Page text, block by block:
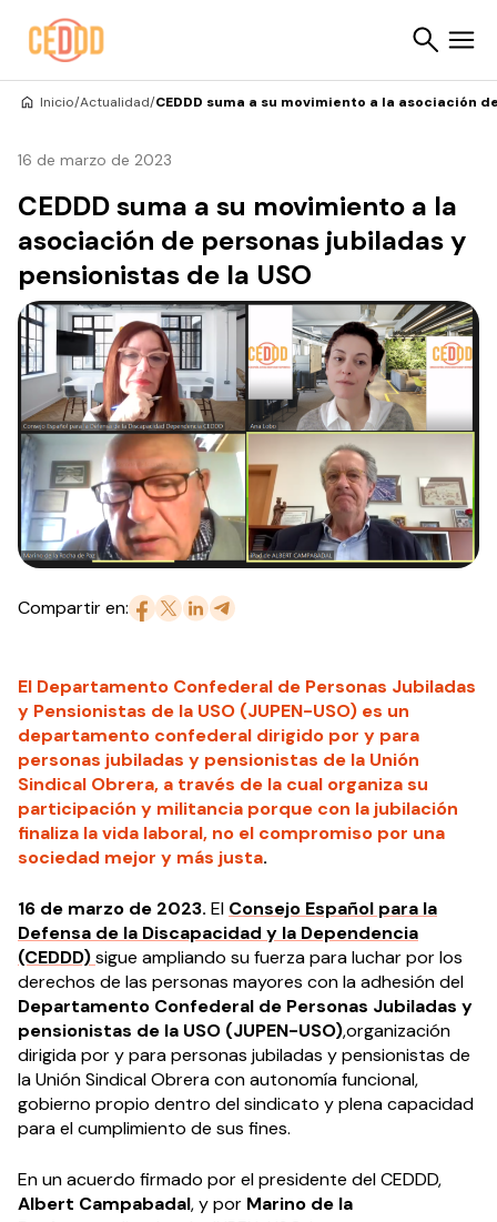
Inicio/Actualidad/CEDDD suma a su movimiento a la asociación
16 de marzo de 2023
CEDDD suma a su movimiento a la
asociación de personas jubiladas y
pensionistas de la USO
Compartir en:
El Departamento Confederal de Personas Jubiladas
y Pensionistas de la USO (JUPEN-USO) es un
departamento confederal dirigido por y para
personas jubiladas y pensionistas de la Unión
Sindical Obrera, a través de la cual organiza su
participación y militancia porque con la jubilación
finaliza la vida laboral, no el compromiso por una
sociedad mejor y más justa.
16 de marzo de 2023. El Consejo Español para la
Defensa de la Discapacidad y la Dependencia
(CEDDD)sigue ampliando su fuerza para luchar por los
derechos de las personas mayores con la adhesión del
Departamento Confederal de Personas Jubiladas y
pensionistas de la USO (JUPEN-USO),organización
dirigida por y para personas jubiladas y pensionistas de
la Unión Sindical Obrera con autonomía funcional,
gobierno propio dentro del sindicato y plena capacidad
para el cumplimiento de sus fines.
En un acuerdo firmado por el presidente del CEDDD,
Albert Campabadal, y por Marino de la